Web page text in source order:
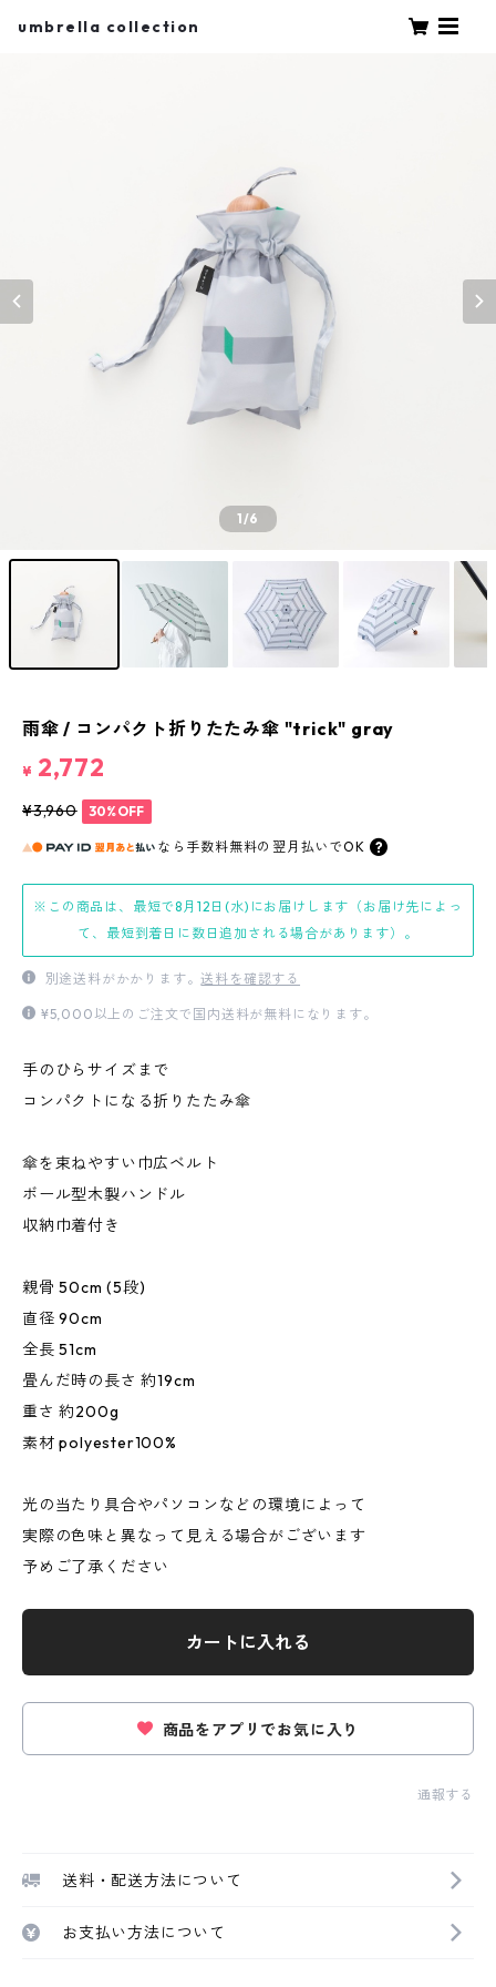
umbrella collection
1/6
雨傘 / コンパクト折りたたみ傘 "trick" gray
¥ 2,772
¥3,960 30%OFF
なら 手数料無料の 翌月払いでOK
※この商品は、最短で8月12日(水)にお届けします（お届け先によっ
て、最短到着日に数日追加される場合があります）。
別途送料がかかります。送料を確認する
¥5,000以上のご注文で国内送料が無料になります。
手のひらサイズまで
コンパクトになる折りたたみ傘
傘を束ねやすい巾広ベルト
ボール型木製ハンドル
収納巾着付き
親骨 50cm (5段)
直径 90cm
全長 51cm
畳んだ時の長さ 約19cm
重さ 約200g
素材 polyester100%
光の当たり具合やパソコンなどの環境によって
実際の色味と異なって見える場合がございます
予めご了承ください
カートに入れる
商品をアプリでお気に入り
通報する
送料・配送方法について
お支払い方法について